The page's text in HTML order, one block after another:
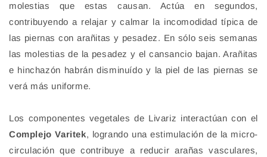
molestias que estas causan. Actúa en segundos,
contribuyendo a relajar y calmar la incomodidad típica de
las piernas con arañitas y pesadez. En sólo seis semanas
las molestias de la pesadez y el cansancio bajan. Arañitas
e hinchazón habrán disminuído y la piel de las piernas se
verá más uniforme.
Los componentes vegetales de Livariz interactúan con el
Complejo Varitek, logrando una estimulación de la micro-
circulación que contribuye a reducir arañas vasculares,